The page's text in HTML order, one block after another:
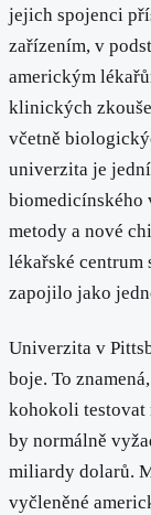
jejich spojenci
zařízením, v
americkým
klinických
včetně
univerzita je
biomedicínského
metody a nové
lékařské
zapojilo jako
Univerzita v
boje. To
kohokoli testovat
by normálně
miliardy dolarů.
vyčleněné